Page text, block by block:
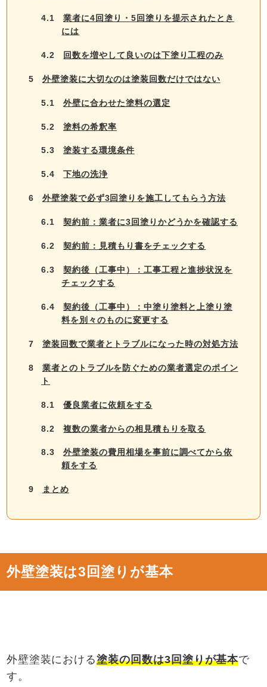
4.1
業者に4回塗り・5回塗りを提示されたとき
には
4.2 回数を増やして良いのは下塗り工程のみ
5 外壁塗装に大切なのは塗装回数だけではない
5.1 外壁に合わせた塗料の選定
5.2 塗料の希釈率
5.3 塗装する環境条件
5.4 下地の洗浄
6 外壁塗装で必ず3回塗りを施工してもらう方法
6.1 契約前：業者に3回塗りかどうかを確認する
6.2 契約前：見積もり書をチェックする
6.3
契約後（工事中）：工事工程と進捗状況を
チェックする
6.4
契約後（工事中）：中塗り塗料と上塗り塗
料を別々のものに変更する
7 塗装回数で業者とトラブルになった時の対処方法
8
業者とのトラブルを防ぐための業者選定のポイン
ト
8.1 優良業者に依頼をする
8.2 複数の業者からの相見積もりを取る
8.3
外壁塗装の費用相場を事前に調べてから依
頼をする
9 まとめ
外壁塗装は3回塗りが基本
外壁塗装における塗装の回数は3回塗りが基本で
す。